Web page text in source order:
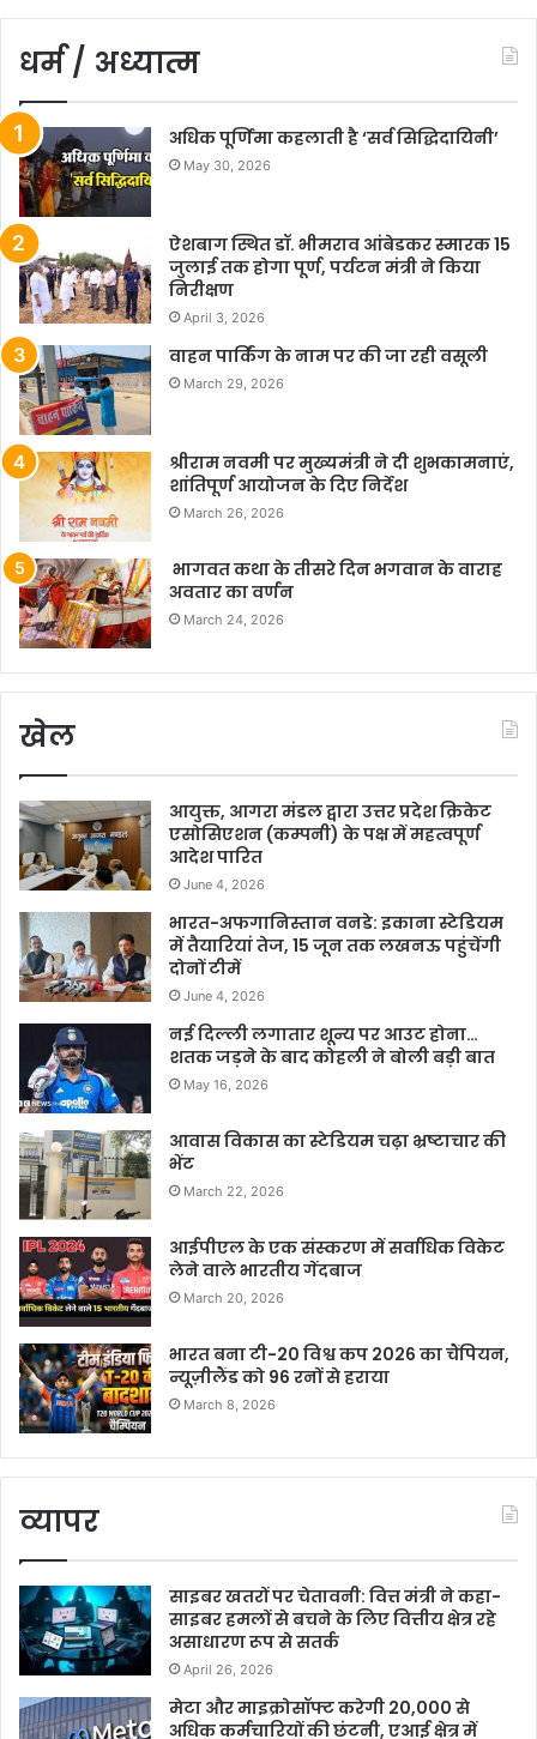
धर्म / अध्यात्म
अधिक पूर्णिमा कहलाती है ‘सर्व सिद्धिदायिनी’
May 30, 2026
ऐशबाग स्थित डॉ. भीमराव आंबेडकर स्मारक 15
जुलाई तक होगा पूर्ण, पर्यटन मंत्री ने किया
निरीक्षण
April 3, 2026
वाहन पार्किंग के नाम पर की जा रही वसूली
March 29, 2026
श्रीराम नवमी पर मुख्यमंत्री ने दी शुभकामनाएं,
शांतिपूर्ण आयोजन के दिए निर्देश
March 26, 2026
भागवत कथा के तीसरे दिन भगवान के वाराह
अवतार का वर्णन
March 24, 2026
खेल
आयुक्त, आगरा मंडल द्वारा उत्तर प्रदेश क्रिकेट
एसोसिएशन (कम्पनी) के पक्ष में महत्वपूर्ण
आदेश पारित
June 4, 2026
भारत-अफगानिस्तान वनडे: इकाना स्टेडियम
में तैयारियां तेज, 15 जून तक लखनऊ पहुंचेंगी
दोनों टीमें
June 4, 2026
नई दिल्ली लगातार शून्य पर आउट होना…
शतक जड़ने के बाद कोहली ने बोली बड़ी बात
May 16, 2026
आवास विकास का स्टेडियम चढ़ा भ्रष्टाचार की
भेंट
March 22, 2026
आईपीएल के एक संस्करण में सर्वाधिक विकेट
लेने वाले भारतीय गेंदबाज
March 20, 2026
भारत बना टी-20 विश्व कप 2026 का चैंपियन,
न्यूज़ीलैंड को 96 रनों से हराया
March 8, 2026
व्यापर
साइबर खतरों पर चेतावनी: वित्त मंत्री ने कहा-
साइबर हमलों से बचने के लिए वित्तीय क्षेत्र रहे
असाधारण रूप से सतर्क
April 26, 2026
मेटा और माइक्रोसॉफ्ट करेगी 20,000 से
अधिक कर्मचारियों की छंटनी, एआई क्षेत्र में